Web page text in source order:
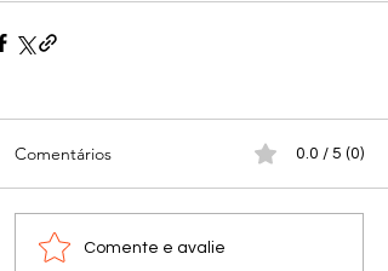
Comentários 0.0 / 5 (0)
Comente e avalie